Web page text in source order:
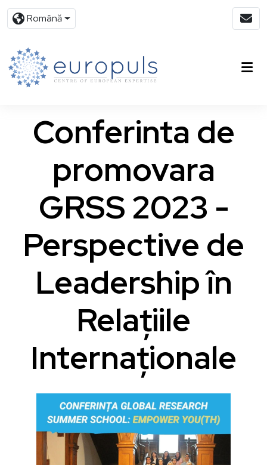
Română
Conferinta de
promovara
GRSS 2023 -
Perspective de
Leadership în
Relațiile
Internaționale